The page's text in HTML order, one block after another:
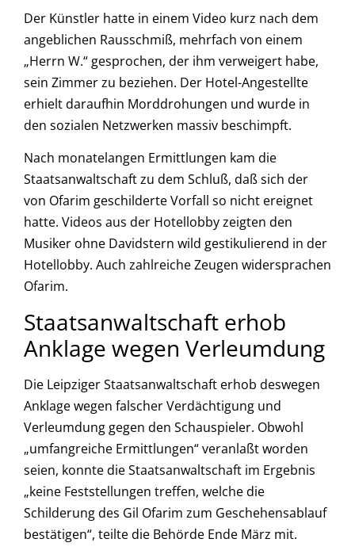
Der Künstler hatte in einem Video kurz nach dem
angeblichen Rausschmiß, mehrfach von einem
„Herrn W.“ gesprochen, der ihm verweigert habe,
sein Zimmer zu beziehen. Der Hotel-Angestellte
erhielt daraufhin Morddrohungen und wurde in
den sozialen Netzwerken massiv beschimpft.
Nach monatelangen Ermittlungen kam die
Staatsanwaltschaft zu dem Schluß, daß sich der
von Ofarim geschilderte Vorfall so nicht ereignet
hatte. Videos aus der Hotellobby zeigten den
Musiker ohne Davidstern wild gestikulierend in der
Hotellobby. Auch zahlreiche Zeugen widersprachen
Ofarim.
Staatsanwaltschaft erhob
Anklage wegen Verleumdung
Die Leipziger Staatsanwaltschaft erhob deswegen
Anklage wegen falscher Verdächtigung und
Verleumdung gegen den Schauspieler. Obwohl
„umfangreiche Ermittlungen“ veranlaßt worden
seien, konnte die Staatsanwaltschaft im Ergebnis
„keine Feststellungen treffen, welche die
Schilderung des Gil Ofarim zum Geschehensablauf
bestätigen“, teilte die Behörde Ende März mit.